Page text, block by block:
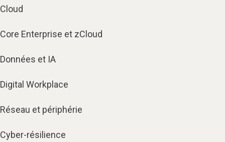
Cloud
Core Enterprise et zCloud
Données et IA
Digital Workplace
Réseau et périphérie
Cyber-résilience